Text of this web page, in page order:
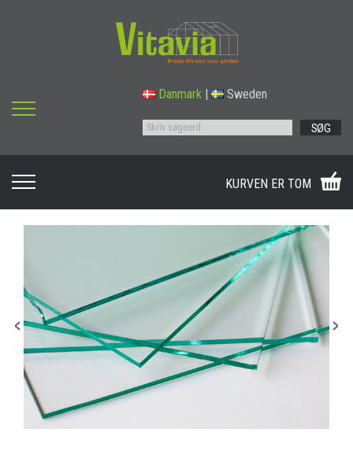
Danmark Sweden
SØG
KURVEN ER TOM